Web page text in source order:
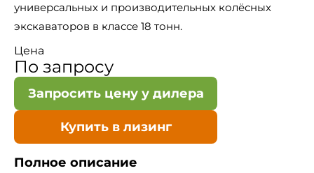
универсальных и производительных колёсных
экскаваторов в классе 18 тонн.
Цена
По запросу
Запросить цену у дилера
Купить в лизинг
Полное описание